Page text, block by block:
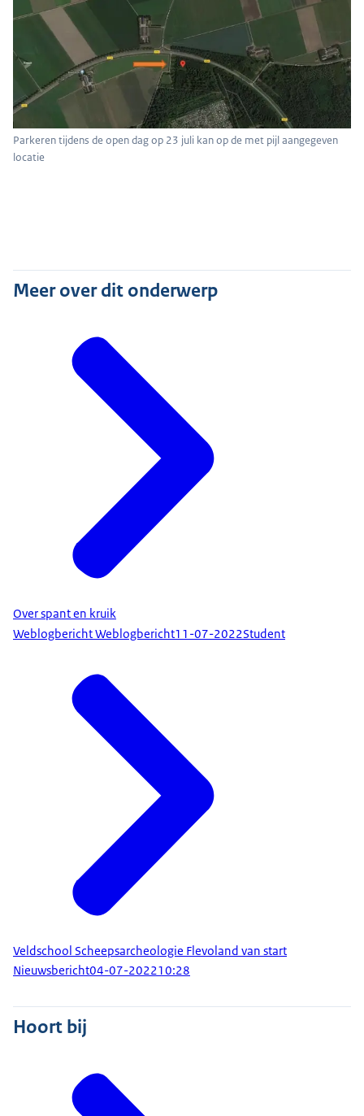
Parkeren tijdens de open dag op 23 juli kan op de met pijl aangegeven
locatie
Meer over dit onderwerp
Over spant en kruik
Weblogbericht Weblogbericht11-07-2022Student
Veldschool Scheepsarcheologie Flevoland van start
Nieuwsbericht04-07-202210:28
Hoort bij